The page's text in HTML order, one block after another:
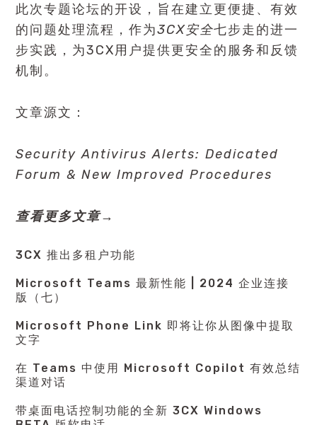
此次专题论坛的开设，旨在建立更便捷、有效
的问题处理流程，作为3CX安全七步走的进一
步实践，为3CX用户提供更安全的服务和反馈
机制。
文章源文：
Security Antivirus Alerts: Dedicated
Forum & New Improved Procedures
查看更多文章→
3CX 推出多租户功能
Microsoft Teams 最新性能 | 2024 企业连接
版（七）
Microsoft Phone Link 即将让你从图像中提取
文字
在 Teams 中使用 Microsoft Copilot 有效总结
渠道对话
带桌面电话控制功能的全新 3CX Windows